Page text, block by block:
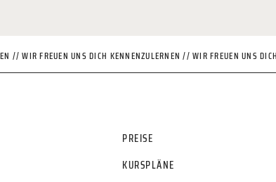
// WIR FREUEN UNS DICH KENNENZULERNEN // WIR FREUEN UNS
PREISE
KURSPLÄNE